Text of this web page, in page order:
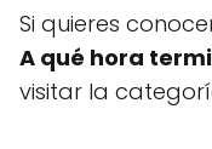
Si quieres
A qué hora
visitar la